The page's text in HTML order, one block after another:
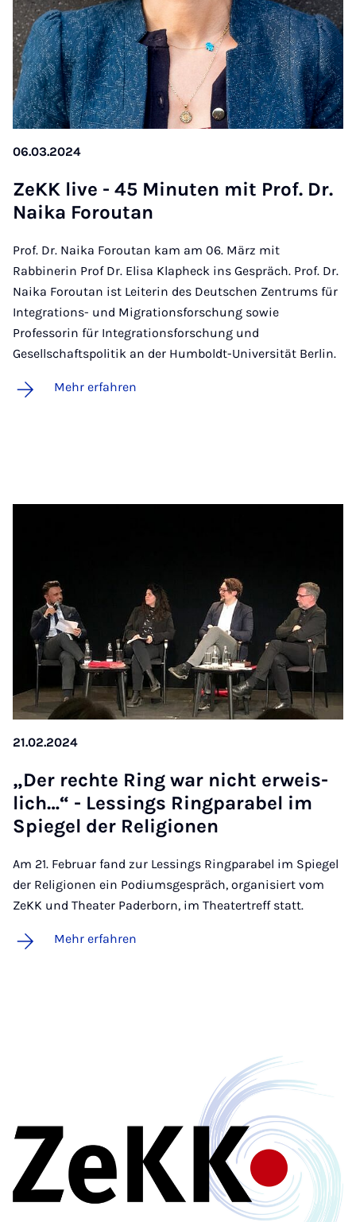
06.03.2024
ZeKK live - 45 Mi­nu­ten mit Prof. Dr.
Nai­ka Fo­rou­tan
Prof. Dr. Naika Foroutan kam am 06. März mit
Rabbinerin Prof Dr. Elisa Klapheck ins Gespräch. Prof. Dr.
Naika Foroutan ist Leiterin des Deutschen Zentrums für
Integrations- und Migrationsforschung sowie
Professorin für Integrationsforschung und
Gesellschaftspolitik an der Humboldt-Universität Berlin.
Mehr erfahren
21.02.2024
„Der rech­te Ring war nicht er­weis­
lich…“ - Les­sings Ring­pa­ra­bel im
Spie­gel der Re­li­gi­o­nen
Am 21. Februar fand zur Lessings Ringparabel im Spiegel
der Religionen ein Podiumsgespräch, organisiert vom
ZeKK und Theater Paderborn, im Theatertreff statt.
Mehr erfahren